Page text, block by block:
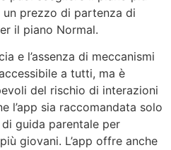
prezzo di partenza di
il piano Normal.
e l’assenza di meccanismi
a tutti, ma è
del rischio di interazioni
l’app sia raccomandata solo
guida parentale per
giovani. L’app offre anche